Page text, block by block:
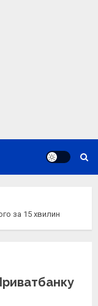
за 15 хвилин